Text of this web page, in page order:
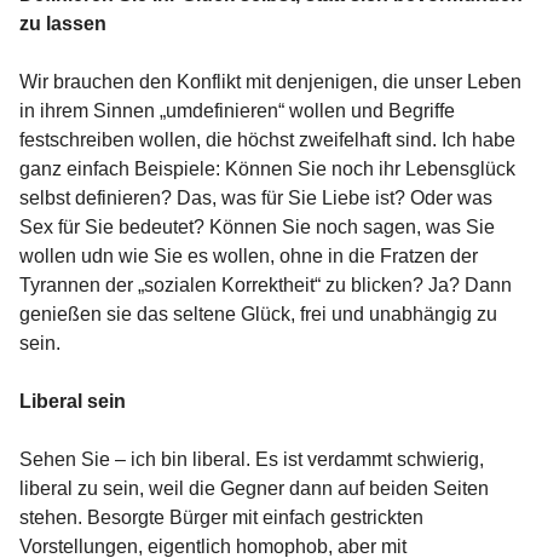
zu lassen
Wir brauchen den Konflikt mit denjenigen, die unser Leben
in ihrem Sinnen „umdefinieren“ wollen und Begriffe
festschreiben wollen, die höchst zweifelhaft sind. Ich habe
ganz einfach Beispiele: Können Sie noch ihr Lebensglück
selbst definieren? Das, was für Sie Liebe ist? Oder was
Sex für Sie bedeutet? Können Sie noch sagen, was Sie
wollen udn wie Sie es wollen, ohne in die Fratzen der
Tyrannen der „sozialen Korrektheit“ zu blicken? Ja? Dann
genießen sie das seltene Glück, frei und unabhängig zu
sein.
Liberal sein
Sehen Sie – ich bin liberal. Es ist verdammt schwierig,
liberal zu sein, weil die Gegner dann auf beiden Seiten
stehen. Besorgte Bürger mit einfach gestrickten
Vorstellungen, eigentlich homophob, aber mit